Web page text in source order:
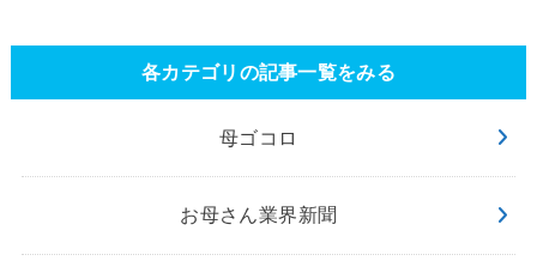
各カテゴリの記事一覧をみる
母ゴコロ
お母さん業界新聞